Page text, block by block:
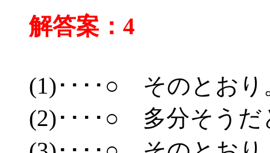
解答案：4
(1)････○ そのとおり
(2)････○ 多分そうだ